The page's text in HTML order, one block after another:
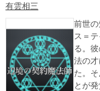
有雲相三
前世
ス＝
る。
法の
た。
とが